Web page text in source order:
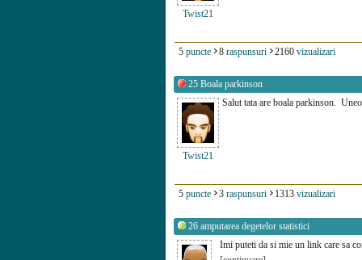
Twist21
5 puncte 8 raspunsuri 2160 vizualizari
25 Boala parkinson
Twist21
Salut tata are boala parkinson.
5 puncte 3 raspunsuri 1313 vizualizari
26 amputarea degetelor statistici
Imi puteti da si mie un link care sa